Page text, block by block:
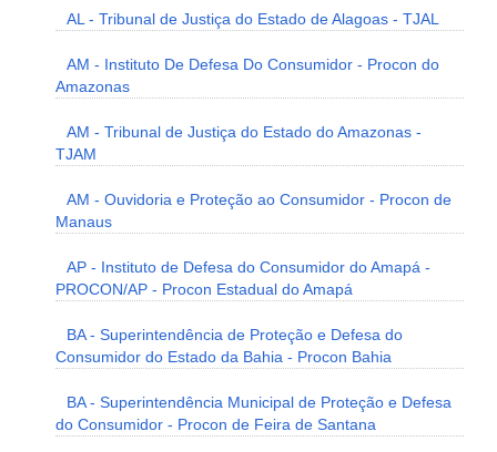
AL - Tribunal de Justiça do Estado de Alagoas - TJAL
AM - Instituto De Defesa Do Consumidor - Procon do
Amazonas
AM - Tribunal de Justiça do Estado do Amazonas -
TJAM
AM - Ouvidoria e Proteção ao Consumidor - Procon de
Manaus
AP - Instituto de Defesa do Consumidor do Amapá -
PROCON/AP - Procon Estadual do Amapá
BA - Superintendência de Proteção e Defesa do
Consumidor do Estado da Bahia - Procon Bahia
BA - Superintendência Municipal de Proteção e Defesa
do Consumidor - Procon de Feira de Santana